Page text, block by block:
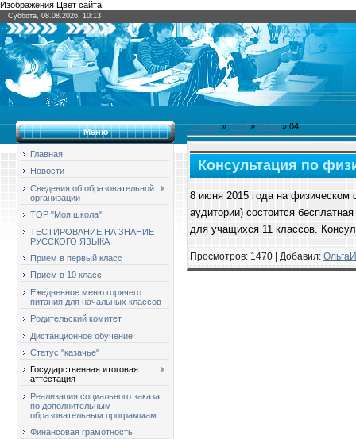
Изображения Цвет сайта
Суббота, 08.08.2026, 10:13
Меню
Главная
Новости
Сведения об образовательной
организации
ТОР "Моя школа"
ТЕСТИРОВАНИЕ НА ЗНАНИЕ
РУССКОГО ЯЗЫКА
Прием в первый класс
Прием в 10 класс
Ежедневное меню горячего
питания для начальных классов
Родительский комитет
Дистанционное обучение
Статус "казачье"
Государственная итоговая
аттестация
Реализация социального заказа
по дополнительным
образовательным программам
Финансовая грамотность
Главная»2015 » Июнь » 04
Консультация по
8 июня 2015 года на физическом
аудитории) состоится
для учащихся 11 классов.
Просмотров: 1470 | Добавил: